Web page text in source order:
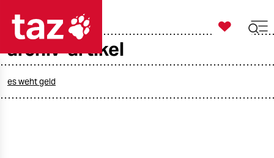

taz zahl ich
archiv-artikel
es weht geld